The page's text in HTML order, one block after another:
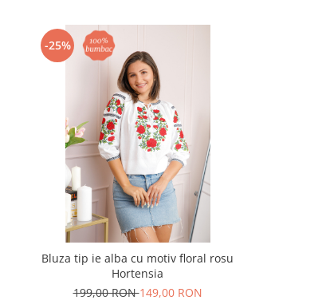
-25%
Bluza tip ie alba cu motiv floral rosu
Hortensia
199,00 RON149,00 RON